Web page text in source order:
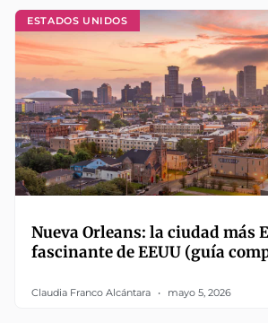
ESTADOS UNIDOS
Nueva Orleans: la ciudad más
fascinante de EEUU (guía
Claudia Franco Alcántara mayo 5, 2026